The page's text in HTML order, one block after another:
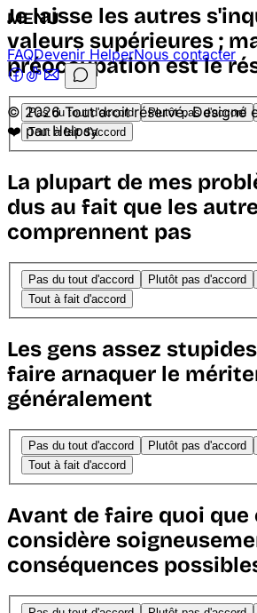
Je laisse les autres
valeurs supérieures ;
préoccupation est le
Pas du tout d'accord Plutôt pas d'accord
Tout à fait d'accord
La plupart de mes
dus au fait que les
comprennent pas
Pas du tout d'accord Plutôt pas d'accord
Tout à fait d'accord
Les gens assez
faire arnaquer le
généralement
Pas du tout d'accord Plutôt pas d'accord
Tout à fait d'accord
Avant de faire quoi que
considère
conséquences
MENU
FAQDevenir HelperNous contacter
© 2026 Tout droit réservé. Designé
❤️ par Helpsy